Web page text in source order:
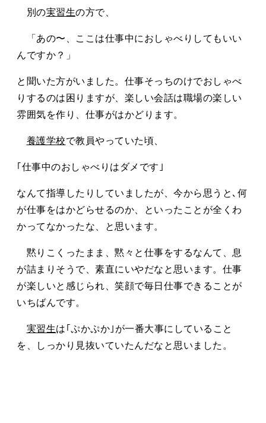
別の実習生の方で、
「あの〜、ここは仕事中におしゃべりしてもいい
んですか？」
と聞いた方がいました。仕事そっちのけでおしゃべ
りするのは困りますが、楽しい会話は職場の楽しい
雰囲気を作り、仕事がはかどります。
養護学校で教員やっていた頃、
｢仕事中のおしゃべりはダメです｣
なんて指導したりしていましたが、今から思うと､何
が仕事をはかどらせるのか、といったことが全くわ
かってなかったな、と思います。
黙りこくったまま、黙々と仕事をするなんて、息
が詰まりそうで、素直にいやだなと思います。仕事
が楽しいと感じられ、笑顔で毎日仕事できることが
いちばんです。
実習生は｢ぷかぷか｣が一番大事にしていること
を、しっかり見抜いていたんだなと思いました。